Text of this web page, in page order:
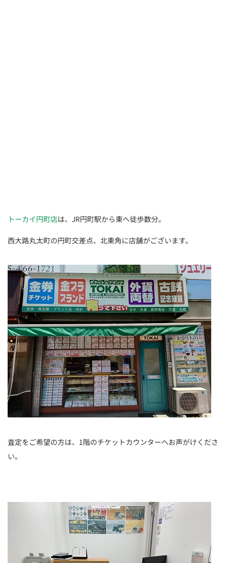
トーカイ円町店は、JR円町駅から東へ徒歩数分。
西大路丸太町の円町交差点、北東角に店舗がございます。
査定をご希望の方は、1階のチケットカウンターへお声がけくださ
い。